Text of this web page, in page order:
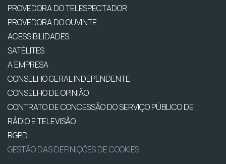
PROVEDORA DO TELESPECTADOR
PROVEDORA DO OUVINTE
ACESSIBILIDADES
SATÉLITES
A EMPRESA
CONSELHO GERAL INDEPENDENTE
CONSELHO DE OPINIÃO
CONTRATO DE CONCESSÃO DO SERVIÇO PÚBLICO DE
RÁDIO E TELEVISÃO
RGPD
GESTÃO DAS DEFINIÇÕES DE COOKIES